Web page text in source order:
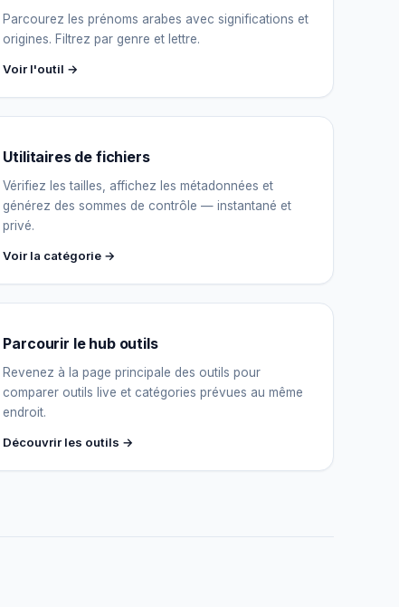
Parcourez les prénoms arabes avec significations et
origines. Filtrez par genre et lettre.
Voir l'outil →
Utilitaires de fichiers
Vérifiez les tailles, affichez les métadonnées et
générez des sommes de contrôle — instantané et
privé.
Voir la catégorie →
Parcourir le hub outils
Revenez à la page principale des outils pour
comparer outils live et catégories prévues au même
endroit.
Découvrir les outils →